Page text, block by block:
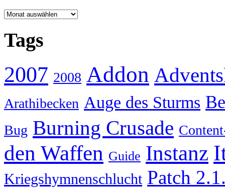
Archiv
Tags
2007 2008 Addon
Arathibecken Auge des Sturms
Bug Burning Crusade
den Waffen Guide Instanz
Kriegshymnenschlucht Patch